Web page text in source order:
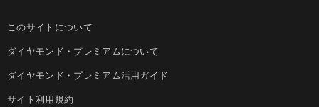
このサイトについて
ダイヤモンド・プレミアムについて
ダイヤモンド・プレミアム活用ガイド
サイト利用規約